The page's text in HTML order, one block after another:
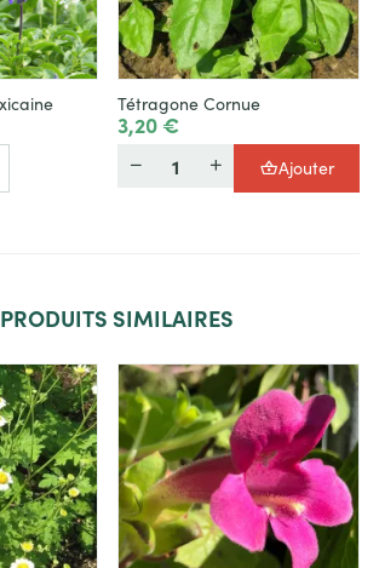
Tétragone Cornue
3,20 €
Ajouter
PRODUITS SIMILAIRES